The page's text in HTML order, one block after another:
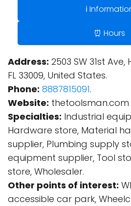
ℹ️
⏰ Hours
Address: 2503 SW 31st
FL 33009, United States.
Phone: 8887815091.
Website: thetoolsman.com
Specialties: Industrial
Hardware store, Material
supplier, Plumbing supply
equipment supplier, Tool
store, Wholesaler.
Other points of interest:
accessible car park,